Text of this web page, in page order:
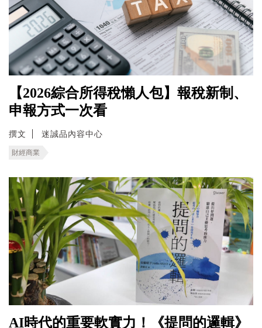
【2026綜合所得稅懶人包】報稅新制、
申報方式一次看
撰文 迷誠品內容中心
財經商業
AI時代的重要軟實力！《提問的邏輯》